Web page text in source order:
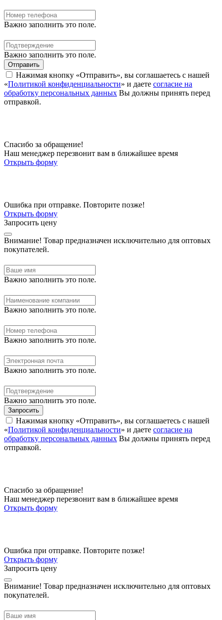
Важно заполнить это поле.
Важно заполнить это поле.
Отправить
Нажимая кнопку «Отправить», вы соглашаетесь с нашей
«Политикой конфиденциальности» и даете согласие на
обработку персональных данных Вы должны принять перед
отправкой.
Спасибо за обращение!
Наш менеджер перезвонит вам в ближайшее время
Открыть форму
Ошибка при отправке. Повторите позже!
Открыть форму
Запросить цену
Внимание! Товар предназначен исключительно для оптовых
покупателей.
Важно заполнить это поле.
Важно заполнить это поле.
Важно заполнить это поле.
Важно заполнить это поле.
Важно заполнить это поле.
Запросить
Нажимая кнопку «Отправить», вы соглашаетесь с нашей
«Политикой конфиденциальности» и даете согласие на
обработку персональных данных Вы должны принять перед
отправкой.
Спасибо за обращение!
Наш менеджер перезвонит вам в ближайшее время
Открыть форму
Ошибка при отправке. Повторите позже!
Открыть форму
Запросить цену
Внимание! Товар предназначен исключительно для оптовых
покупателей.